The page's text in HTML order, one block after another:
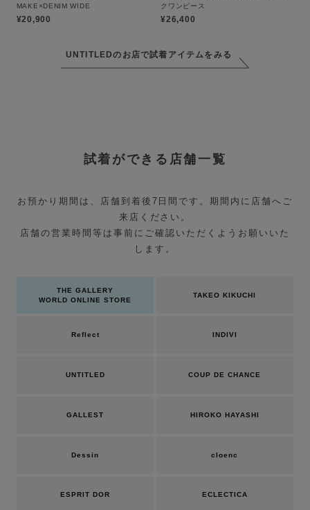
MAKE×DENIM WIDE
¥20,900
クワンピース
¥26,400
UNTITLEDのお店で試着アイテムをみる
試着ができる店舗一覧
お預かり期間は、店舗到着後7日間です。期間内に店舗へご
来店ください。
店舗の営業時間等は事前にご確認いただくようお願いいた
します。
THE GALLERY
WORLD ONLINE STORE
TAKEO KIKUCHI
Reflect INDIVI
UNTITLED COUP DE CHANCE
GALLEST HIROKO HAYASHI
Dessin cloenc
ESPRIT DOR ECLECTICA